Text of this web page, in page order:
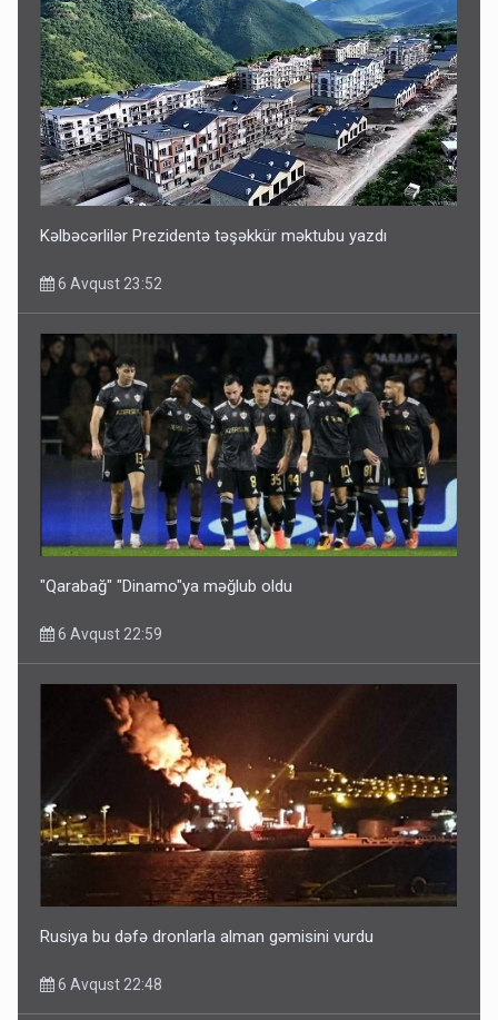
Bu ölkələrə şəxsiyyət vəsiqəsi ilə gedə biləcəksiniz -
SİYAHI
Ərdoğana sui-qəsd planının iştirakçısı detalları açıqladı
5 Avqust 16:56
Rusiya Azərbaycan vətədaşlarını deport etdi
Kəlbəcərlilər Prezidentə təşəkkür məktubu yazdı
6 Avqust 23:52
"Qarabağ" "Dinamo"ya məğlub oldu
6 Avqust 22:59
Rusiya bu dəfə dronlarla alman gəmisini vurdu
6 Avqust 22:48